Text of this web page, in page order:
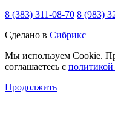
8 (383) 311-08-70 8 (983)
Сделано в Сибрикс
Мы используем Cookie.
соглашаетесь с
Продолжить